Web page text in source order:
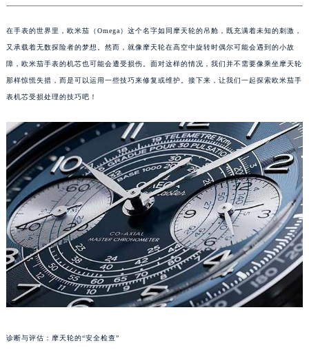
在手表的世界里，欧米茄（Omega）这个名字如同摩天轮的吊舱，既充满着未知的刺激，
又承载着无数探险者的梦想。然而，就像摩天轮在高空中旋转时偶尔可能会遇到的小故
障，欧米茄手表的机芯也可能会遭受损伤。面对这样的情况，我们并不需要像乘坐摩天轮
那样惊慌失措，而是可以运用一些技巧来修复或维护。接下来，让我们一起探索欧米茄手
表机芯受损处理的技巧吧！
诊断与评估：摩天轮的“安全检查”